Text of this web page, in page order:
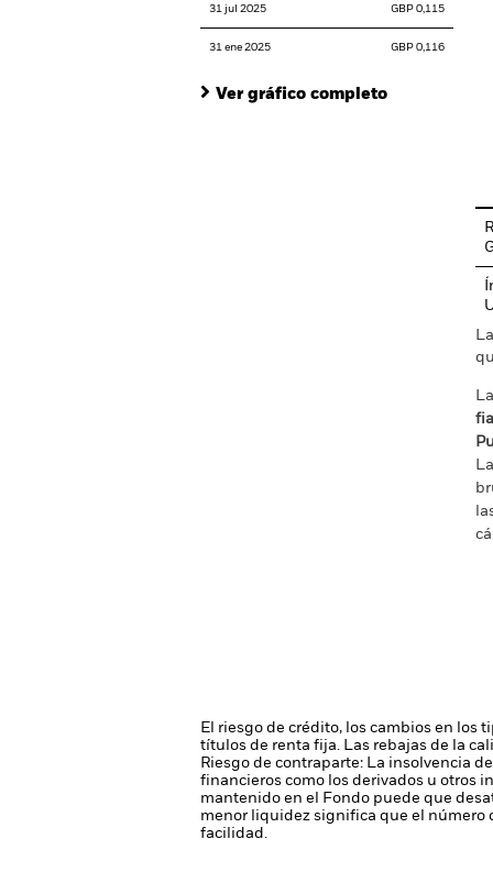
31 jul 2025 GBP 0,115
31 ene 2025 GBP 0,116
Ver gráfico completo
El riesgo de crédito, los cambios en
títulos de renta fija. Las rebajas de la
Riesgo de contraparte: La insolvencia
financieros como los derivados u otros
mantenido en el Fondo puede que
menor liquidez significa que el número
facilidad.